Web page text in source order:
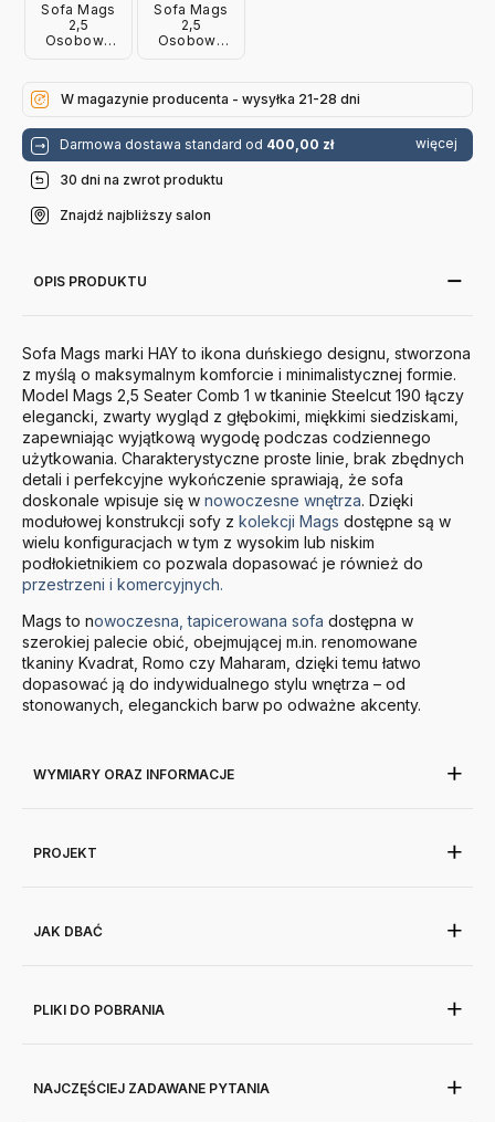
Sofa Mags
2,5
Osobowa
Sofa Mags
2,5
Osobowa
W magazynie producenta - wysyłka 21-28 dni
Darmowa dostawa standard od 400,00 zł więcej
30 dni na zwrot produktu
Znajdź najbliższy salon
OPIS PRODUKTU
Sofa Mags marki HAY to ikona duńskiego designu, stworzona
z myślą o maksymalnym komforcie i minimalistycznej formie.
Model Mags 2,5 Seater Comb 1 w tkaninie Steelcut 190 łączy
elegancki, zwarty wygląd z głębokimi, miękkimi siedziskami,
zapewniając wyjątkową wygodę podczas codziennego
użytkowania. Charakterystyczne proste linie, brak zbędnych
detali i perfekcyjne wykończenie sprawiają, że sofa
doskonale wpisuje się w nowoczesne wnętrza. Dzięki
modułowej konstrukcji sofy z kolekcji Mags dostępne są w
wielu konfiguracjach w tym z wysokim lub niskim
podłokietnikiem co pozwala dopasować je również do
przestrzeni i komercyjnych.
Mags to nowoczesna, tapicerowana sofa dostępna w
szerokiej palecie obić, obejmującej m.in. renomowane
tkaniny Kvadrat, Romo czy Maharam, dzięki temu łatwo
dopasować ją do indywidualnego stylu wnętrza – od
stonowanych, eleganckich barw po odważne akcenty.
WYMIARY ORAZ INFORMACJE
PROJEKT
JAK DBAĆ
PLIKI DO POBRANIA
NAJCZĘŚCIEJ ZADAWANE PYTANIA